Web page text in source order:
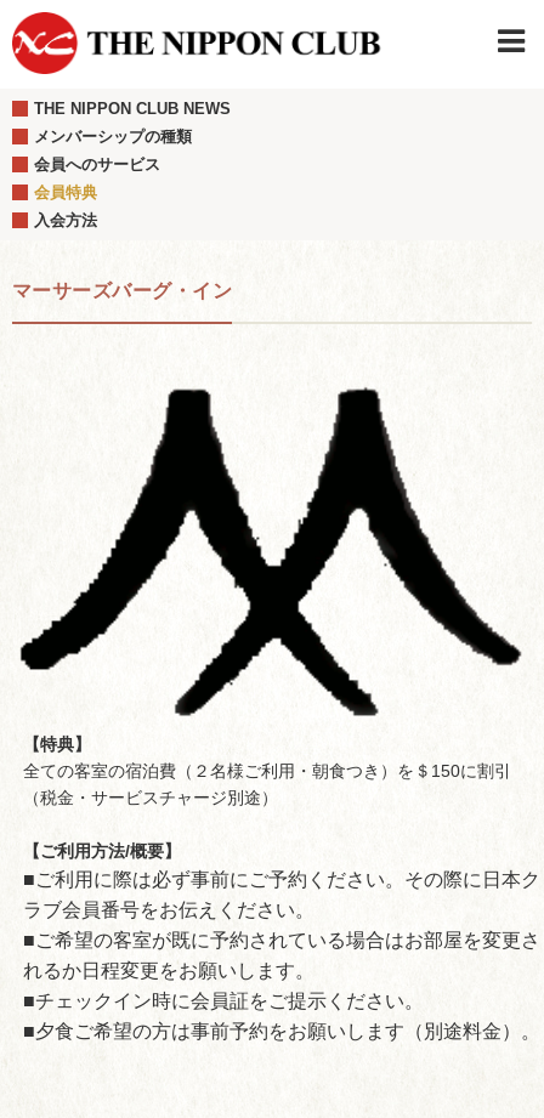
THE NIPPON CLUB NEWS
メンバーシップの種類
会員へのサービス
会員特典
入会方法
マーサーズバーグ・イン
【特典】
全ての客室の宿泊費（２名様ご利用・朝食つき）を＄150に割引
（税金・サービスチャージ別途）
【ご利用方法/概要】
■ご利用に際は必ず事前にご予約ください。その際に日本ク
ラブ会員番号をお伝えください。
■ご希望の客室が既に予約されている場合はお部屋を変更さ
れるか日程変更をお願いします。
■チェックイン時に会員証をご提示ください。
■夕食ご希望の方は事前予約をお願いします（別途料金）。
JAPANESE
日本クラブメンバーログイン